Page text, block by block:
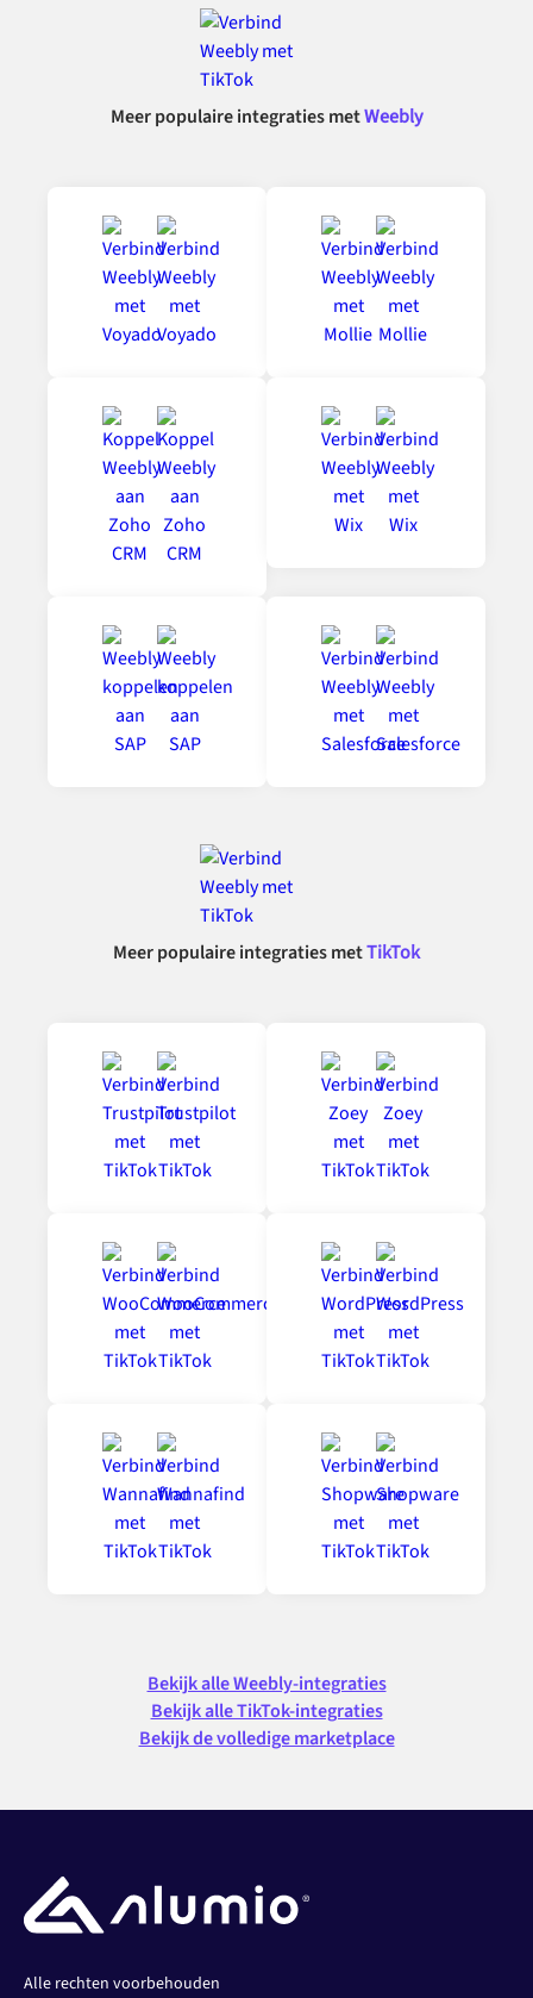
Meer populaire integraties metWeebly
Meer populaire integraties metTikTok
Bekijk alle Weebly-integraties
Bekijk alle TikTok-integraties
Bekijk de volledige marketplace
Alle rechten voorbehouden